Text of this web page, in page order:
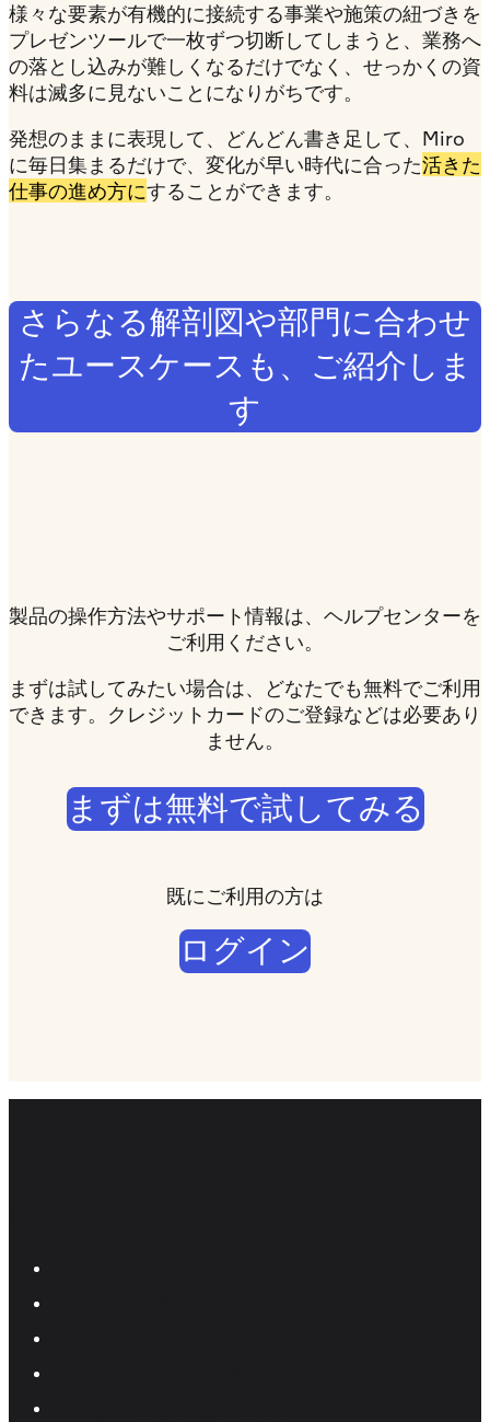
様々な要素が有機的に接続する事業や施策の紐づきを
プレゼンツールで一枚ずつ切断してしまうと、業務へ
の落とし込みが難しくなるだけでなく、せっかくの資
料は滅多に見ないことになりがちです。
発想のままに表現して、どんどん書き足して、Miro
に毎日集まるだけで、変化が早い時代に合った活きた
仕事の進め方にすることができます。
さらなる解剖図や部門に合わせ
たユースケースも、ご紹介しま
す
製品の操作方法やサポート情報は、 ヘルプセンターを
ご利用ください。
まずは試してみたい場合は、どなたでも無料でご利用
できます。クレジットカードのご登録などは必要あり
ません。
まずは無料で試してみる
既にご利用の方は
ログイン